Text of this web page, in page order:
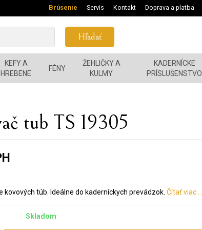
Brúsenie Servis Kontakt Doprava a platba
Hľadať
KEFY A
HREBENE
FÉNY
ŽEHLIČKY A
KULMY
KADERNÍCKE
PRÍSLUŠENSTVO
tub TS 19305
kovových túb. Ideálne do kaderníckych prevádzok.Čítať viac ..
Skladom